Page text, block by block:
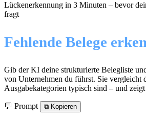
Lückenerkennung in 3 Minuten – bevor
fragt
Fehlende Belege
Gib der KI deine strukturierte Belegliste
von Unternehmen du führst. Sie vergleicht
Ausgabekategorien typisch sind – und
💬 Prompt ⧉ Kopieren